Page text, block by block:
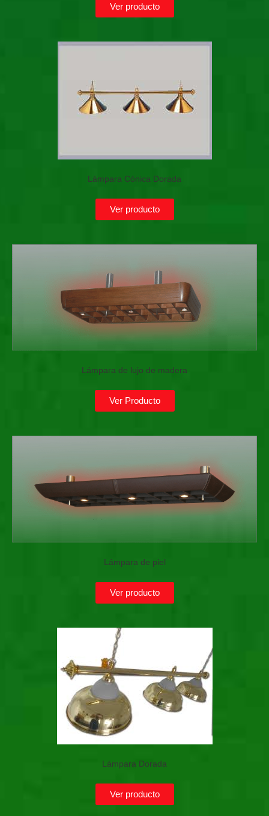
Ver producto
Lámpara Cónica Dorada
Ver producto
Lámpara de lujo de madera
Ver Producto
Lámpara de piel
Ver producto
Lámpara Dorada
Ver producto